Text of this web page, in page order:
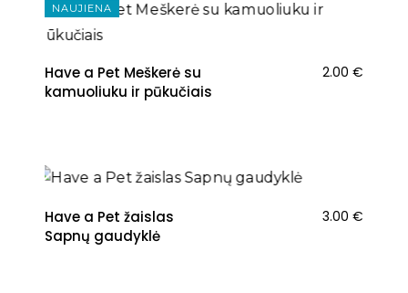
NAUJIENA
Have a Pet Meškerė su
kamuoliuku ir pūkučiais
2.00 €
Have a Pet žaislas
Sapnų gaudyklė
3.00 €